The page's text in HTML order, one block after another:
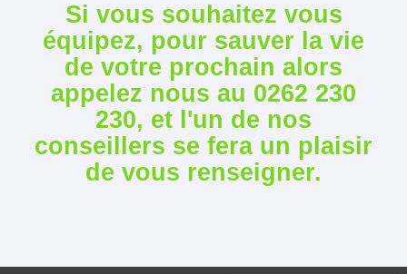
Si vous souhaitez vous
équipez, pour sauver la vie
de votre prochain alors
appelez nous au 0262 230
230, et l'un de nos
conseillers se fera un plaisir
de vous renseigner.